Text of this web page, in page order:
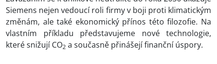
Siemens nejen vedoucí roli firmy v boji proti klimatickým
změnám, ale také ekonomický přínos této filozofie. Na
vlastním příkladu představujeme nové technologie,
které snižují CO2 a současně přinášejí finanční úspory.